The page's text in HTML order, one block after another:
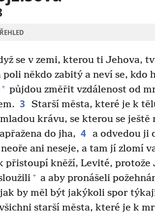
se v zemi, kterou ti Jehova,
poli někdo zabitý a neví se, kdo
+ půjdou změřit vzdálenost od
3
Starší města, které je k
krávu, se kterou se
do jha, 4 a odvedou ji
ani neseje, a tam jí zlomí
přistoupí kněží, Levité,
+ a aby pronášeli
by měl být jakýkoli spor
starší města, které je k